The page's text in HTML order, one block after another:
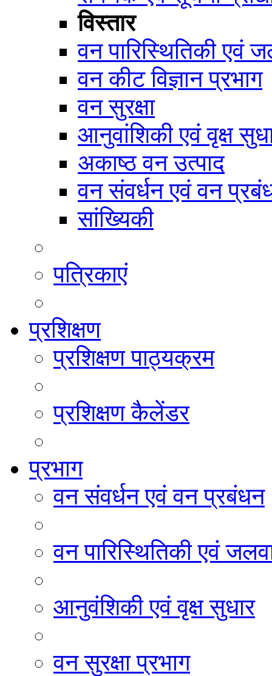
विस्तार
वन पारिस्थितिकी एवं
वन कीट विज्ञान प्रभाग
वन सुरक्षा
आनुवांशिकी एवं वृक्ष
अकाष्ठ वन उत्पाद
वन संवर्धन एवं वन
सांख्यिकी
पत्रिकाएं
प्रशिक्षण
प्रशिक्षण पाठ्यक्रम
प्रशिक्षण कैलेंडर
प्रभाग
वन संवर्धन एवं वन प्रबंधन
वन पारिस्थितिकी एवं
आनुवंशिकी एवं वृक्ष सुधार
वन सुरक्षा प्रभाग